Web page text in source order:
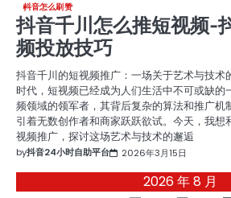
抖音怎么刷赞
抖音千川怎么推短视频-
频投放技巧
抖音千川的短视频推广：一场关于艺术与技术
时代，短视频已经成为人们生活中不可或缺的
频领域的领军者，其背后复杂的算法和推广机
引着无数创作者和商家跃跃欲试。今天，我想
视频推广，探讨这场艺术与技术的邂逅
by抖音24小时自助平台 2026年3月15日
2026 年 8 月